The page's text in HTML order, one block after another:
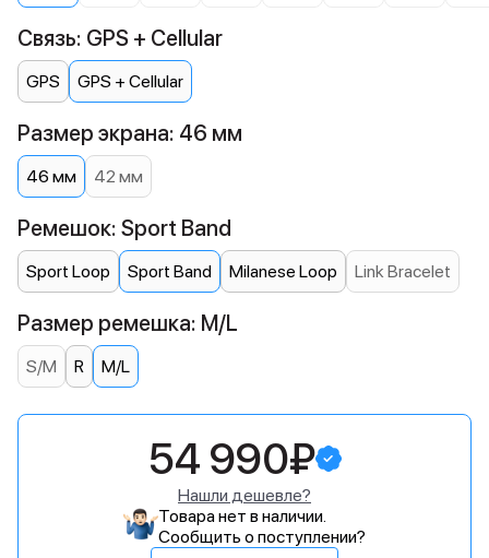
Связь: GPS + Cellular
GPS GPS + Cellular
Размер экрана: 46 мм
46 мм 42 мм
Ремешок: Sport Band
Sport Loop Sport Band Milanese Loop Link Bracelet
Размер ремешка: M/L
S/M R M/L
54 990₽
Нашли дешевле?
Товара нет в наличии.
Сообщить о поступлении?